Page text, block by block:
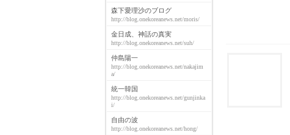
森下愛理沙のブログ
http://blog.onekoreanews.net/moris/
金日成、神話の真実
http://blog.onekoreanews.net/suh/
仲島陽一
http://blog.onekoreanews.net/nakajim
a/
統一韓国
http://blog.onekoreanews.net/gunjinka
i/
自由の波
http://blog.onekoreanews.net/hong/